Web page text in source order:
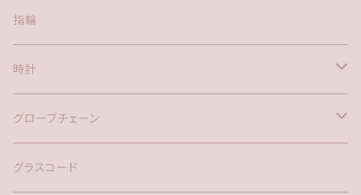
ポスト
指輪
時計
バックチャーム
ネックレス
グローブチェーン
バックチャーム
グラスコード